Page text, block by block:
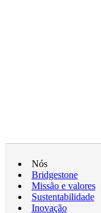
Nós
Bridgestone
Missão e valores
Sustentabilidade
Inovação